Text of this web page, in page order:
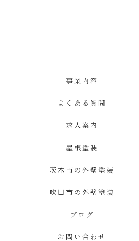
事業内容
よくある質問
求人案内
屋根塗装
茨木市の外壁塗装
吹田市の外壁塗装
ブログ
お問い合わせ